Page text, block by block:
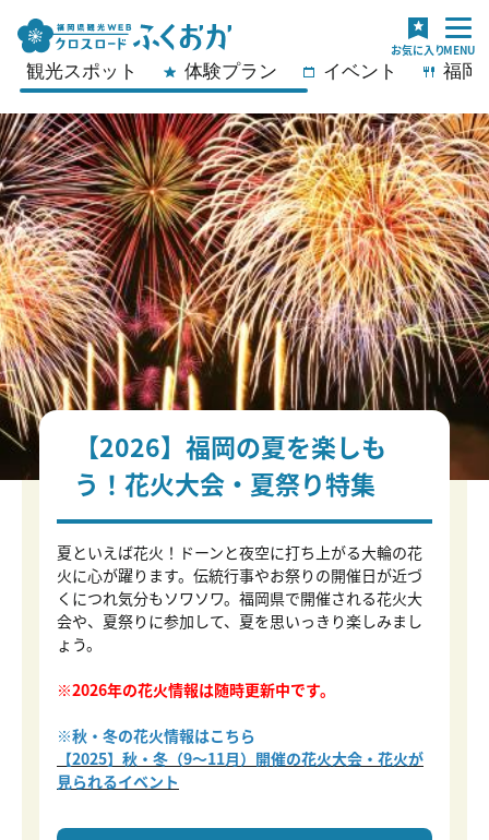
観光スポット 体験プラン イベント 福岡
【2026】福岡の夏を楽しも
う！花火大会・夏祭り特集
夏といえば花火！ドーンと夜空に打ち上がる大輪の花
火に心が躍ります。伝統行事やお祭りの開催日が近づ
くにつれ気分もソワソワ。福岡県で開催される花火大
会や、夏祭りに参加して、夏を思いっきり楽しみまし
ょう。
※2026年の花火情報は随時更新中です。
※秋・冬の花火情報はこちら
【2025】秋・冬（9～11月）開催の花火大会・花火が
見られるイベント